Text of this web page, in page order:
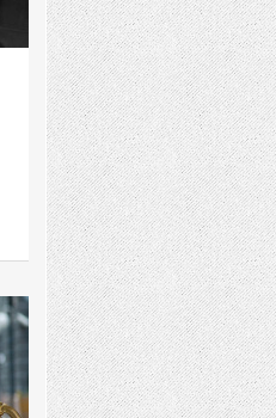
MONACO, TE DRÁGA
Idén is a miniállam a világ
legdrágább ingatlanpiaca.
TILL ATTILA
Nem visel karórát, de pontosan